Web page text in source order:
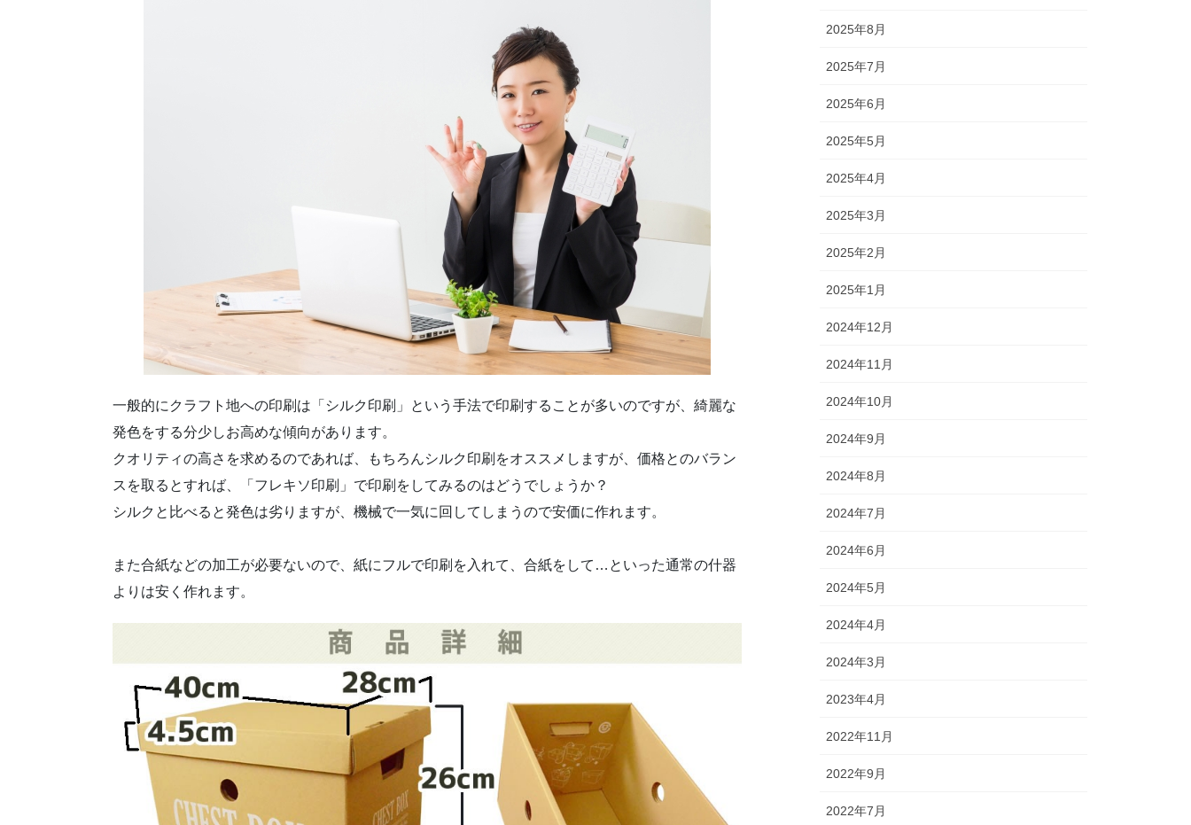
一般的にクラフト地への印刷は「シルク印刷」という手法で印刷することが多いのですが、綺麗な
発色をする分少しお高めな傾向があります。
クオリティの高さを求めるのであれば、もちろんシルク印刷をオススメしますが、価格とのバラン
スを取るとすれば、「フレキソ印刷」で印刷をしてみるのはどうでしょうか？
シルクと比べると発色は劣りますが、機械で一気に回してしまうので安価に作れます。
また合紙などの加工が必要ないので、紙にフルで印刷を入れて、合紙をして…といった通常の什器
よりは安く作れます。
2025年8月
2025年7月
2025年6月
2025年5月
2025年4月
2025年3月
2025年2月
2025年1月
2024年12月
2024年11月
2024年10月
2024年9月
2024年8月
2024年7月
2024年6月
2024年5月
2024年4月
2024年3月
2023年4月
2022年11月
2022年9月
2022年7月